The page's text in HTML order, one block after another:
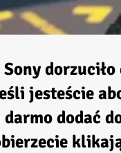
jesteście
dodać